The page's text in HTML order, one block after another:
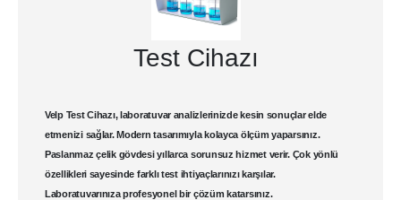
Test Cihazı
Velp Test Cihazı, laboratuvar analizlerinizde kesin sonuçlar elde
etmenizi sağlar. Modern tasarımıyla kolayca ölçüm yaparsınız.
Paslanmaz çelik gövdesi yıllarca sorunsuz hizmet verir. Çok yönlü
özellikleri sayesinde farklı test ihtiyaçlarınızı karşılar.
Laboratuvarınıza profesyonel bir çözüm katarsınız.